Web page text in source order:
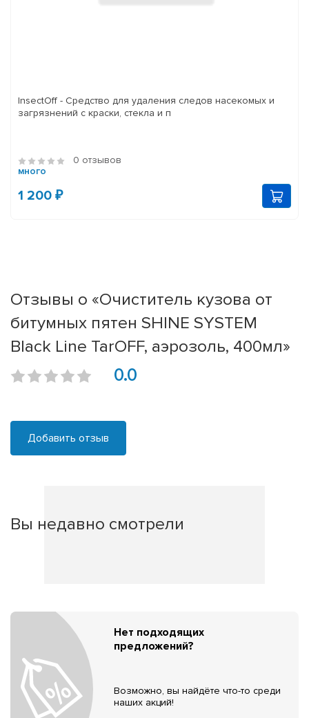
InsectOff - Средство для удаления следов насекомых и
загрязнений с краски, стекла и п
0 отзывов
много
1 200 ₽
Отзывы о «Очиститель кузова от
битумных пятен SHINE SYSTEM
Black Line TarOFF, аэрозоль, 400мл»
0.0
Добавить отзыв
Вы недавно смотрели
Нет подходящих
предложений?
Возможно, вы найдёте что-то среди
наших акций!